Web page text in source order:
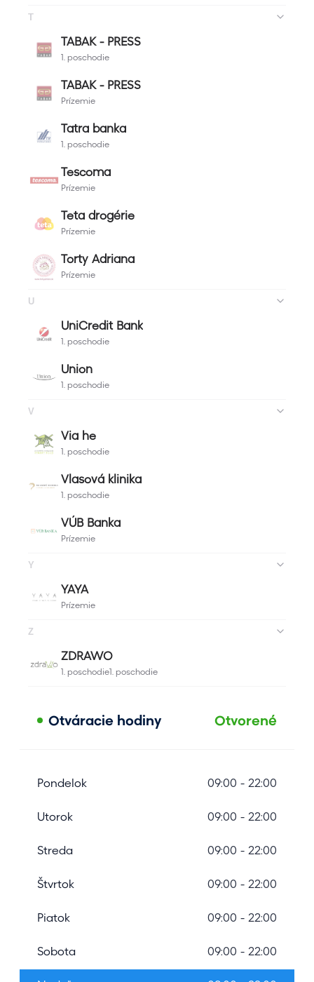
Otváracie hodiny Otvorené
Pondelok 09:00 - 22:00
Utorok 09:00 - 22:00
Streda 09:00 - 22:00
Štvrtok 09:00 - 22:00
Piatok 09:00 - 22:00
Sobota 09:00 - 22:00